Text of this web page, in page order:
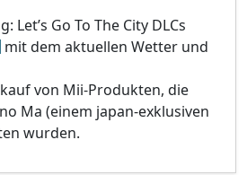
Let’s Go To The City DLCs
mit dem aktuellen Wetter und
von Mii-Produkten, die
Ma (einem japan-exklusiven
wurden.